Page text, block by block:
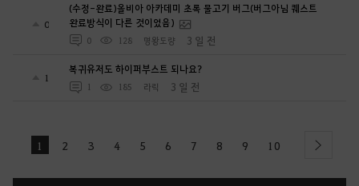
0
(수정-완료)올비아 아카데미 초록 물고기 버그(버그아님 퀘스트
완료방식이 다른 것이었음)
0 128 명왕도량 3 일 전
1
복귀유저도 하이퍼부스트 되나요?
1 185 라릭 3 일 전
1 2 3 4 5 6 7 8 9 10 next